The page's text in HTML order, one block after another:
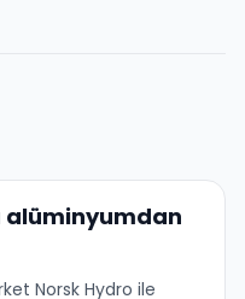
alüminyumdan
Norsk Hydro ile